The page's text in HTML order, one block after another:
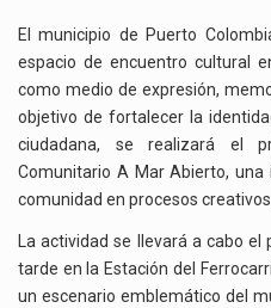
El municipio de Puerto
espacio de encuentro cultural
como medio de expresión,
objetivo de fortalecer la
ciudadana, se realizará el
Comunitario A Mar Abierto,
comunidad en procesos creativos
La actividad se llevará a cabo
tarde en la Estación del
un escenario emblemático del